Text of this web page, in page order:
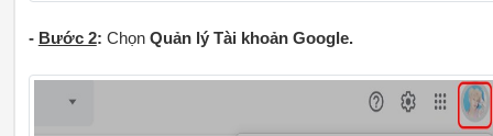
- Bước 2: Chọn Quản lý Tài khoản Google.